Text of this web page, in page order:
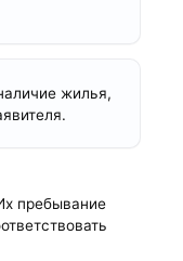
жилья,
пребывание